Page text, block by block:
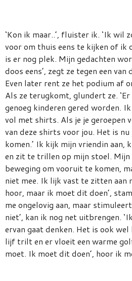
‘Kon ik maar..’, fluister ik. ‘Ik wil
voor om thuis eens te kijken of ik
is er nog plek. Mijn gedachten
doos eens’, zegt ze tegen een
Even later rent ze het podium af
Als ze terugkomt, glundert ze.
genoeg kinderen gered worden.
vol met shirts. Als je je geroepen
van deze shirts voor jou. Het is
komen.’ Ik kijk mijn vriendin aan,
en zit te trillen op mijn stoel. Mijn
beweging om vooruit te komen,
niet mee. Ik lijk vast te zitten aan
hoor, maar ik moet dit doen’,
me ongelovig aan, maar
niet’, kan ik nog net uitbrengen.
ervan gaat denken. Het is ook wel
lijf trilt en er vloeit een warme
moet. Ik moet dit doen’, hoor ik